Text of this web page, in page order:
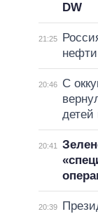
DW
21:25
20:46
С
детей
20:41
20:39